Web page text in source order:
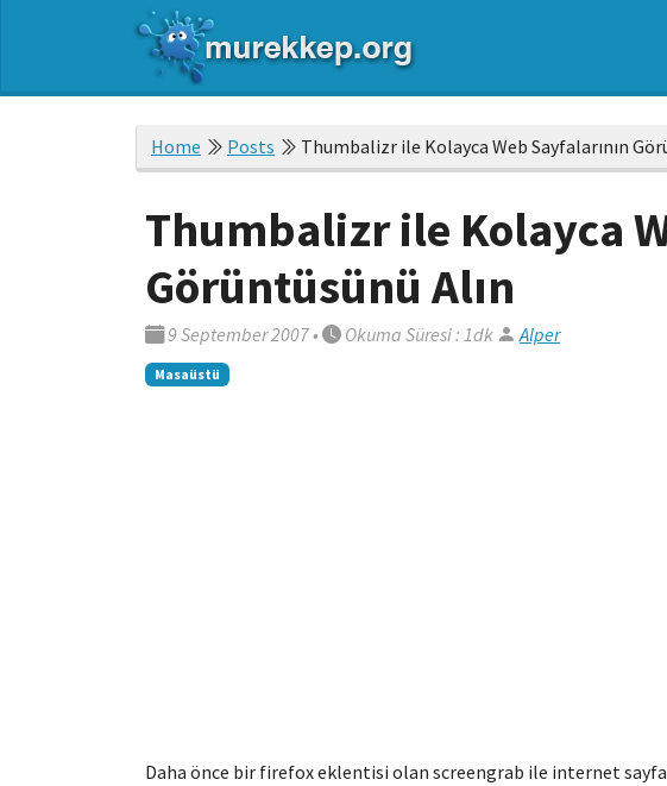
Home Posts Thumbalizr ile Kolayca Web Sayfalarının
Thumbalizr ile Kolayca
Görüntüsünü Alın
9 September 2007• Okuma Süresi : 1dk Alper
Masaüstü
Daha önce bir firefox eklentisi olan screengrab ile internet